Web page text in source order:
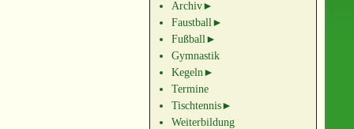
Archiv►
Faustball►
Fußball►
Gymnastik
Kegeln►
Termine
Tischtennis►
Weiterbildung